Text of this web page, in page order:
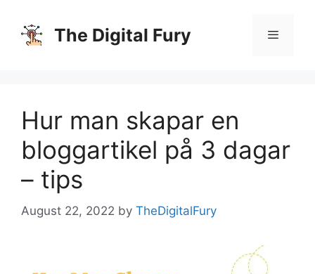
content
The Digital Fury
Hur man skapar en
bloggartikel på 3 dagar
– tips
August 22, 2022 by TheDigitalFury